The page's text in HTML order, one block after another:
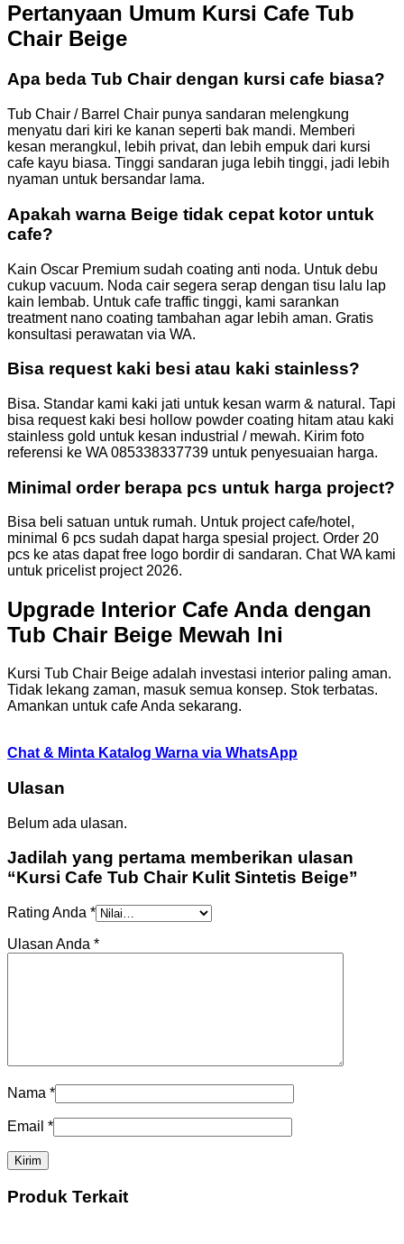
Pertanyaan Umum Kursi Cafe Tub
Chair Beige
Apa beda Tub Chair dengan kursi cafe biasa?
Tub Chair / Barrel Chair punya sandaran melengkung
menyatu dari kiri ke kanan seperti bak mandi. Memberi
kesan merangkul, lebih privat, dan lebih empuk dari kursi
cafe kayu biasa. Tinggi sandaran juga lebih tinggi, jadi lebih
nyaman untuk bersandar lama.
Apakah warna Beige tidak cepat kotor untuk
cafe?
Kain Oscar Premium sudah coating anti noda. Untuk debu
cukup vacuum. Noda cair segera serap dengan tisu lalu lap
kain lembab. Untuk cafe traffic tinggi, kami sarankan
treatment nano coating tambahan agar lebih aman. Gratis
konsultasi perawatan via WA.
Bisa request kaki besi atau kaki stainless?
Bisa. Standar kami kaki jati untuk kesan warm & natural. Tapi
bisa request kaki besi hollow powder coating hitam atau kaki
stainless gold untuk kesan industrial / mewah. Kirim foto
referensi ke WA 085338337739 untuk penyesuaian harga.
Minimal order berapa pcs untuk harga project?
Bisa beli satuan untuk rumah. Untuk project cafe/hotel,
minimal 6 pcs sudah dapat harga spesial project. Order 20
pcs ke atas dapat free logo bordir di sandaran. Chat WA kami
untuk pricelist project 2026.
Upgrade Interior Cafe Anda dengan
Tub Chair Beige Mewah Ini
Kursi Tub Chair Beige adalah investasi interior paling aman.
Tidak lekang zaman, masuk semua konsep. Stok terbatas.
Amankan untuk cafe Anda sekarang.
Chat & Minta Katalog Warna via WhatsApp
Ulasan
Belum ada ulasan.
Jadilah yang pertama memberikan ulasan
“Kursi Cafe Tub Chair Kulit Sintetis Beige”
Rating Anda *
Ulasan Anda *
Nama *
Email *
Produk Terkait